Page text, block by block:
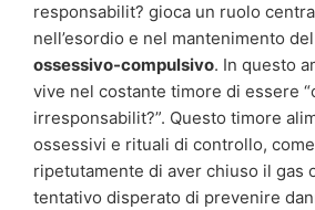
responsabilit? gioca un ruolo
nell’esordio e nel mantenimento del
ossessivo-compulsivo. In questo
vive nel costante timore di essere
irresponsabilit?”. Questo timore
ossessivi e rituali di controllo,
ripetutamente di aver chiuso il gas
tentativo disperato di prevenire